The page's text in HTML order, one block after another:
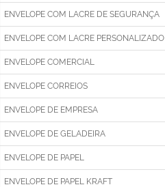
ENVELOPE COM LACRE DE SEGURANÇA
ENVELOPE COM LACRE PERSONALIZADO
ENVELOPE COMERCIAL
ENVELOPE CORREIOS
ENVELOPE DE EMPRESA
ENVELOPE DE GELADEIRA
ENVELOPE DE PAPEL
ENVELOPE DE PAPEL KRAFT